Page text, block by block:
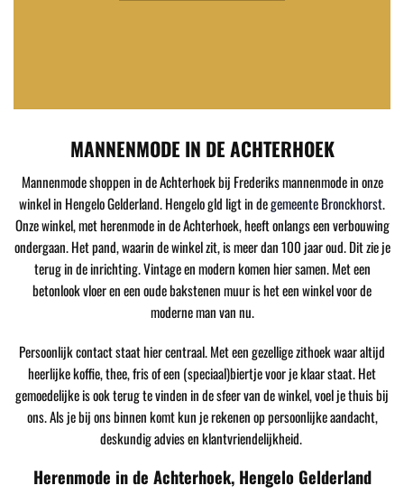
MANNENMODE IN DE ACHTERHOEK
Mannenmode shoppen in de Achterhoek bij Frederiks mannenmode in onze
winkel in Hengelo Gelderland. Hengelo gld ligt in degemeente Bronckhorst.
Onze winkel, met herenmode in de Achterhoek, heeft onlangs een verbouwing
ondergaan. Het pand, waarin de winkel zit, is meer dan 100 jaar oud. Dit zie je
terug in de inrichting. Vintage en modern komen hier samen. Met een
betonlook vloer en een oude bakstenen muur is het een winkel voor de
moderne man van nu.
Persoonlijk contact staat hier centraal. Met een gezellige zithoek waar altijd
heerlijke koffie, thee, fris of een (speciaal)biertje voor je klaar staat. Het
gemoedelijke is ook terug te vinden in de sfeer van de winkel, voel je thuis bij
ons. Als je bij ons binnen komt kun je rekenen op persoonlijke aandacht,
deskundig advies en klantvriendelijkheid.
Herenmode in de Achterhoek, Hengelo Gelderland